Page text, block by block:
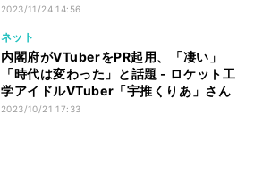
2023/11/24 14:56
ネット
内閣府がVTuberをPR起用、「凄い」
「時代は変わった」と話題 - ロケット工
学アイドルVTuber「宇推くりあ」さん
2023/10/21 17:33